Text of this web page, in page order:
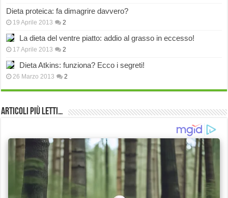
Dieta proteica: fa dimagrire davvero?
19 Aprile 2013 2
La dieta del ventre piatto: addio al grasso in eccesso!
17 Aprile 2013 2
Dieta Atkins: funziona? Ecco i segreti!
26 Marzo 2013 2
Articoli più Letti…